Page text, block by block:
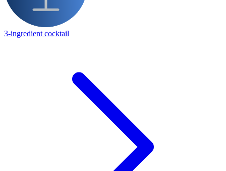
3-ingredient cocktail